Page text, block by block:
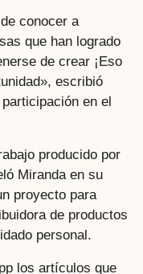
conocer a
que han logrado
de crear ¡Eso
escribió
en el
producido por
Miranda en su
proyecto para
de productos
personal.
los artículos que